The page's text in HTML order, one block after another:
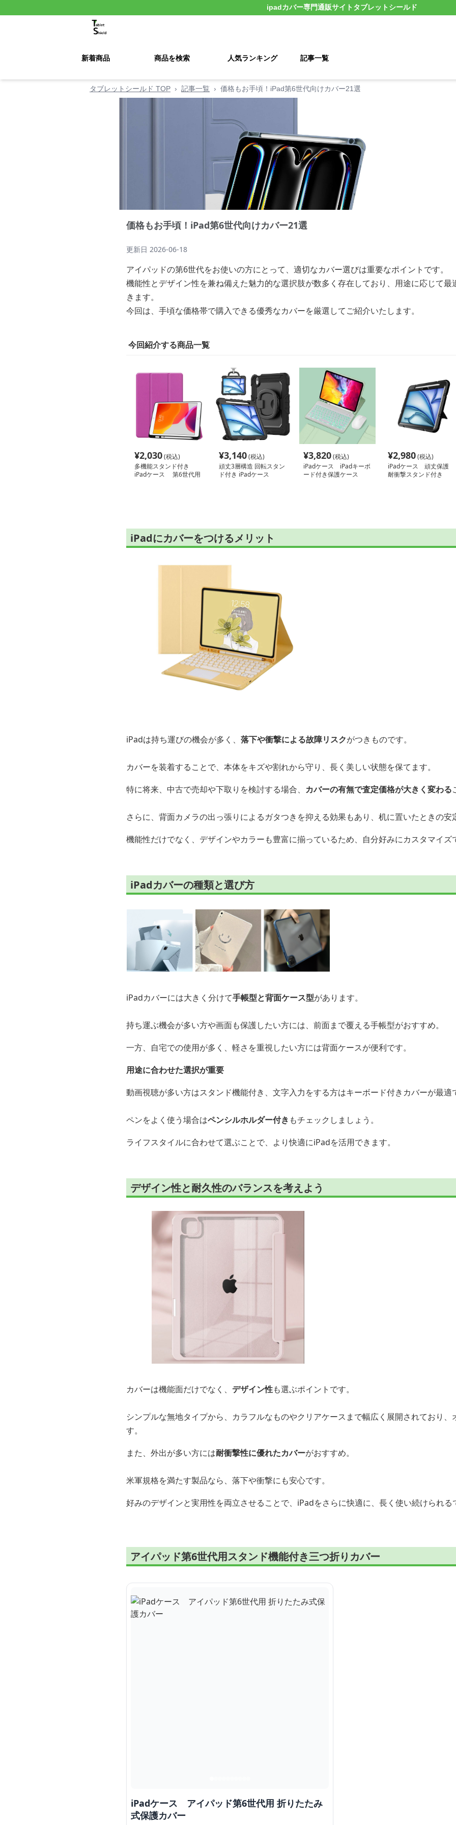
ipadカバー専門通販サイト タブレットシールド
新着商品 商品を検索 人気ランキング 記事一覧
タブレットシールド TOP › 記事一覧 › 価格もお手頃！iPad第6世代向けカバー21選
価格もお手頃！iPad第6世代向けカバー21選
更新日 2026-06-18
アイパッドの第6世代をお使いの方にとって、適切なカバー選びは重要なポイントです。
機能性とデザイン性を兼ね備えた魅力的な選択肢が数多く存在しており、用途に応じて
きます。
今回は、手頃な価格帯で購入できる優秀なカバーを厳選してご紹介いたします。
今回紹介する商品一覧
¥2,030(税込)
多機能スタンド付き
iPadケース 第6世代用
¥3,140(税込)
頑丈3層構造 回転スタン
ド付き iPadケース
¥3,820(税込)
iPadケース iPadキーボ
ード付き保護ケース
¥2,980(税込)
iPadケース 頑丈保護
耐衝撃スタンド付き
iPadにカバーをつけるメリット
iPadは持ち運びの機会が多く、 落下や衝撃による故障リスクがつきものです。
カバーを装着することで、本体をキズや割れから守り、長く美しい状態を保てます。
特に将来、中古で売却や下取りを検討する場合、 カバーの有無で査定価格が大きく変わる
さらに、背面カメラの出っ張りによるガタつきを抑える効果もあり、机に置いたときの安
機能性だけでなく、デザインやカラーも豊富に揃っているため、自分好みにカスタマイ
iPadカバーの種類と選び方
iPadカバーには大きく分けて手帳型と背面ケース型があります。
持ち運ぶ機会が多い方や画面も保護したい方には、前面まで覆える手帳型がおすすめ。
一方、自宅での使用が多く、軽さを重視したい方には背面ケースが便利です。
用途に合わせた選択が重要
動画視聴が多い方はスタンド機能付き、文字入力をする方はキーボード付きカバーが最適
ペンをよく使う場合はペンシルホルダー付き もチェックしましょう。
ライフスタイルに合わせて選ぶことで、より快適にiPadを活用できます。
デザイン性と耐久性のバランスを考えよう
カバーは機能面だけでなく、 デザイン性も選ぶポイントです。
シンプルな無地タイプから、カラフルなものやクリアケースまで幅広く展開されており
す。
また、外出が多い方には耐衝撃性に優れたカバーがおすすめ。
米軍規格を満たす製品なら、落下や衝撃にも安心です。
好みのデザインと実用性を両立させることで、iPadをさらに快適に、長く使い続けられる
アイパッド第6世代用スタンド機能付き三つ折りカバー
iPadケース アイパッド第6世代用 折りたたみ
式保護カバー